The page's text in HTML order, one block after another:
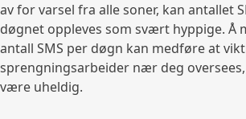
av for varsel fra alle soner, kan antallet
døgnet oppleves som svært hyppige. Å
antall SMS per døgn kan medføre at
sprengningsarbeider nær deg
være uheldig.